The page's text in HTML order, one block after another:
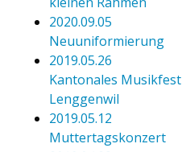
2020.09.05
Neuuniformierung
2019.05.26
Kantonales Musikfest
Lenggenwil
2019.05.12
Muttertagskonzert